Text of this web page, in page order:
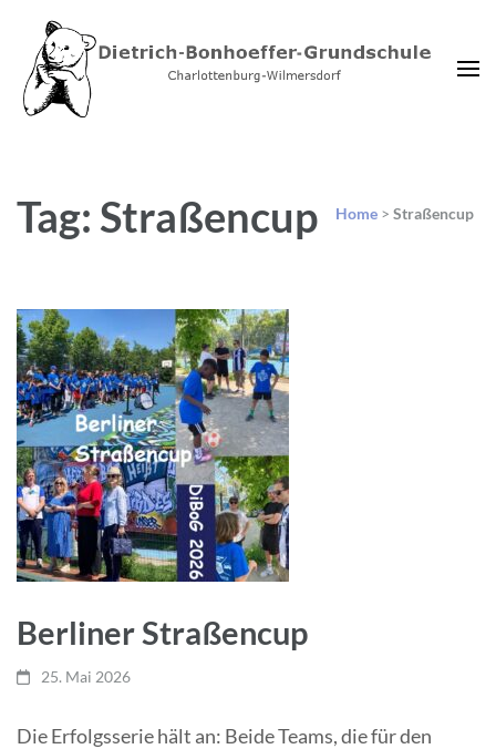
Tag: Straßencup Home > Straßencup
Berliner Straßencup
25. Mai 2026
Die Erfolgsserie hält an: Beide Teams, die für den